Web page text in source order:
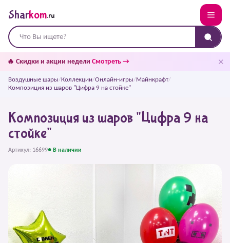
Sharkom.ru
🔥 Скидки и акции недели Смотреть → ✕
Воздушные шары/Коллекции/Онлайн-игры/Майнкрафт/
Композиция из шаров "Цифра 9 на стойке"
Композиция из шаров "Цифра 9 на
стойке"
Артикул: 16699● В наличии